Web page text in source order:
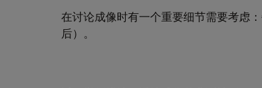
在讨论成像时有一个重要细节需要考虑
后）。